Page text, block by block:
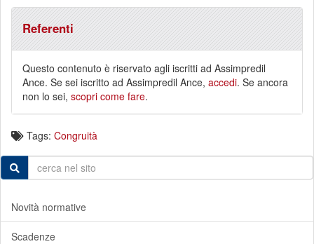
Referenti
Questo contenuto è riservato agli iscritti ad Assimpredil
Ance. Se sei iscritto ad Assimpredil Ance, accedi. Se ancora
non lo sei, scopri come fare.
Tags: Congruità
Novità normative
Scadenze